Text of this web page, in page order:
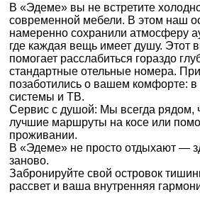
В «Эдеме» вы не встретите
современной мебели. В этом наш
намеренно сохранили атмосферу
где каждая вещь имеет душу. Этот
помогает расслабиться гораздо
стандартные отельные номера.
позаботились о вашем комфорте: в
системы и ТВ.
Сервис с душой: Мы всегда рядом,
лучшие маршруты на косе или
проживании.
В «Эдеме» не просто отдыхают —
заново.
Забронируйте свой островок
рассвет и ваша внутренняя